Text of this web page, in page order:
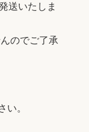
送いたしま
のでご了承
い。